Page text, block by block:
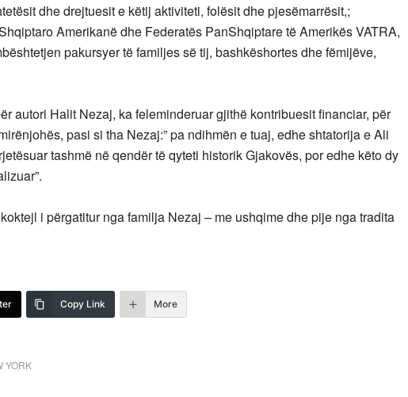
dhe drejtuesit e këtij aktiviteti, folësit dhe pjesëmarrësit,;
Amerikanë dhe Federatës PanShqiptare të Amerikës VATRA,
pakursyer të familjes së tij, bashkëshortes dhe fëmijëve,
autori Halit Nezaj, ka feleminderuar gjithë kontribuesit financiar, për
pasi si tha Nezaj:” pa ndihmën e tuaj, edhe shtatorija e Ali
tashmë në qendër të qyteti historik Gjakovës, por edhe këto dy
i përgatitur nga familja Nezaj – me ushqime dhe pije nga tradita
Copy Link More
YORK